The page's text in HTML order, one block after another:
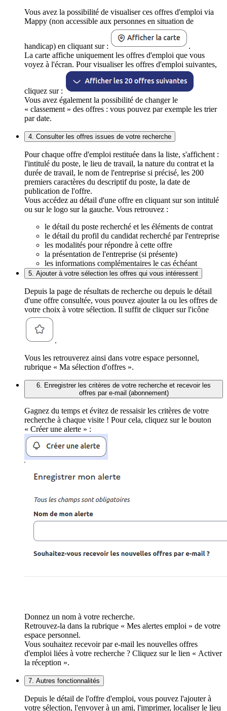
Vous avez la possibilité de visualiser ces offres d'emploi via
Mappy (non accessible aux personnes en situation de
handicap) en cliquant sur :
.
La carte affiche uniquement les offres d'emploi que vous
voyez à l'écran. Pour visualiser les offres d'emploi suivantes,
cliquez sur :
Vous avez également la possibilité de changer le
« classement » des offres : vous pouvez par exemple les trier
par date.
4. Consulter les offres issues de votre recherche
Pour chaque offre d'emploi restituée dans la liste, s'affichent :
l'intitulé du poste, le lieu de travail, la nature du contrat et la
durée de travail, le nom de l'entreprise si précisé, les 200
premiers caractères du descriptif du poste, la date de
publication de l'offre.
Vous accédez au détail d'une offre en cliquant sur son intitulé
ou sur le logo sur la gauche. Vous retrouvez :
le détail du poste recherché et les éléments de contrat
le détail du profil du candidat recherché par l'entreprise
les modalités pour répondre à cette offre
la présentation de l'entreprise (si présente)
les informations complémentaires le cas échéant
5. Ajouter à votre sélection les offres qui vous intéressent
Depuis la page de résultats de recherche ou depuis le détail
d'une offre consultée, vous pouvez ajouter la ou les offres de
votre choix à votre sélection. Il suffit de cliquer sur l'icône
.
Vous les retrouverez ainsi dans votre espace personnel,
rubrique « Ma sélection d'offres ».
6. Enregistrer les critères de votre recherche et recevoir les
offres par e-mail (abonnement)
Gagnez du temps et évitez de ressaisir les critères de votre
recherche à chaque visite ! Pour cela, cliquez sur le bouton
« Créer une alerte » :
Donnez un nom à votre recherche.
Retrouvez-la dans la rubrique « Mes alertes emploi » de votre
espace personnel.
Vous souhaitez recevoir par e-mail les nouvelles offres
d'emploi liées à votre recherche ? Cliquez sur le lien « Activer
la réception ».
7. Autres fonctionnalités
Depuis le détail de l'offre d'emploi, vous pouvez l'ajouter à
votre sélection, l'envoyer à un ami, l'imprimer, localiser le lieu